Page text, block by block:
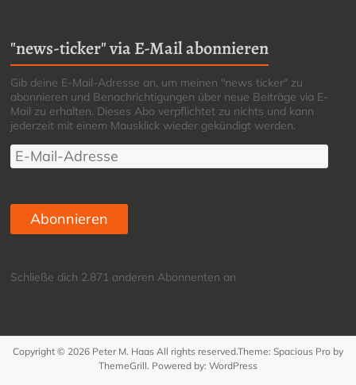
"news-ticker" via E-Mail abonnieren
Gib deine E-Mail-Adresse an, um meinen "news ticker" zu
abonnieren und Benachrichtigungen über neue Beiträge via E-
Mail zu erhalten. Dieses Abo verpflichtet zu nichts und kann
jederzeit mit einem Mausklick wieder gekündigt werden.
E-
Mail-
Abonnieren
Schließe dich 2.871 anderen Abonnenten an
Copyright © 2026 Peter M. HaasAll rights reserved.Theme: Spacious Proby
ThemeGrill. Powered by: WordPress